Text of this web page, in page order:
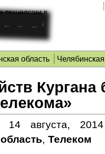
область
Кургана
14 августа,
, Телеком